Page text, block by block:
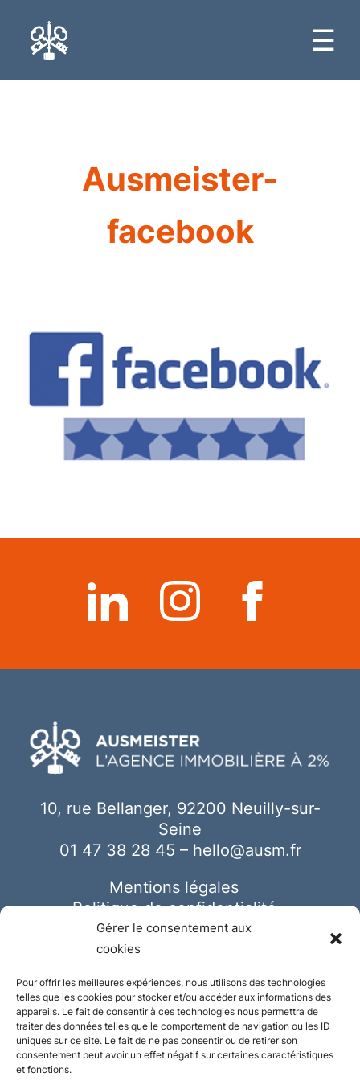
Gérer le consentement aux
cookies
Pour offrir les meilleures expériences, nous utilisons des technologies
telles que les cookies pour stocker et/ou accéder aux informations des
appareils. Le fait de consentir à ces technologies nous permettra de
traiter des données telles que le comportement de navigation ou les ID
uniques sur ce site. Le fait de ne pas consentir ou de retirer son
consentement peut avoir un effet négatif sur certaines caractéristiques
et fonctions.
☰
Ausmeister-
facebook
10, rue Bellanger, 92200 Neuilly-sur-
Seine
01 47 38 28 45 – hello@ausm.fr
Mentions légales
Politique de confidentialité
Cookies